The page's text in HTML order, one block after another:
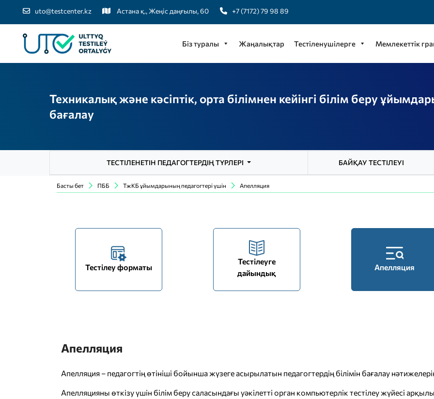
uto@testcenter.kz Астана қ., Жеңіс даңғылы, 60 +7 (7172) 79 98 89
Біз туралы Жаңалықтар Тестіленушілерге Мемлекеттік
Техникалық және кәсіптік, орта білімнен кейінгі білім беру
бағалау
ТЕСТІЛЕНЕТІН ПЕДАГОГТЕРДІҢ ТҮРЛЕРІ БАЙҚАУ ТЕСТІЛЕУІ
Басты бет ПББ ТжКБ ұйымдарының педагогтері үшін Апелляция
Тестілеу форматы
Тестілеуге
дайындық
Апелляция
Апелляция
Апелляция – педагогтің өтініші бойынша жүзеге асырылатын педагогтердің білімін бағалау
Апелляцияны өткізу үшін білім беру саласындағы уәкілетті орган компьютерлік тестілеу жүйесі